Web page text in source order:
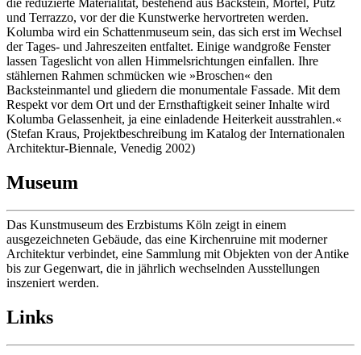
und Terrazzo, vor der die Kunstwerke hervortreten werden.
Kolumba wird ein Schattenmuseum sein, das sich erst im Wechsel
der Tages- und Jahreszeiten entfaltet. Einige wandgroße Fenster
lassen Tageslicht von allen Himmelsrichtungen einfallen. Ihre
stählernen Rahmen schmücken wie »Broschen« den
Backsteinmantel und gliedern die monumentale Fassade. Mit dem
Respekt vor dem Ort und der Ernsthaftigkeit seiner Inhalte wird
Kolumba Gelassenheit, ja eine einladende Heiterkeit ausstrahlen.«
(Stefan Kraus, Projektbeschreibung im Katalog der Internationalen
Architektur-Biennale, Venedig 2002)
Museum
Das Kunstmuseum des Erzbistums Köln zeigt in einem
ausgezeichneten Gebäude, das eine Kirchenruine mit moderner
Architektur verbindet, eine Sammlung mit Objekten von der Antike
bis zur Gegenwart, die in jährlich wechselnden Ausstellungen
inszeniert werden.
Links